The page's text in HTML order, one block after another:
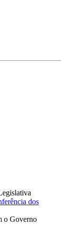
dos
o Governo